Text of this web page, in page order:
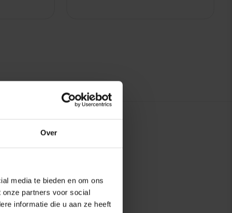
Over
media te bieden en om ons
partners voor social
informatie die u aan ze heeft